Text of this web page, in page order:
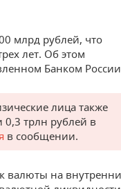
млрд рублей, что
лет. Об этом
Банком
лица также
трлн рублей в
в сообщении.
валюты на